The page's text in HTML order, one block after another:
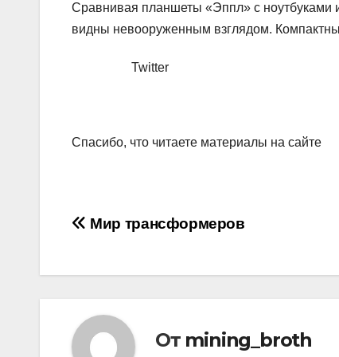
Сравнивая планшеты «Эппл» с
видны невооруженным взглядом.
Twitter
Спасибо, что читаете материалы на сайте
Навигация
Мир трансформеров
От mining_broth